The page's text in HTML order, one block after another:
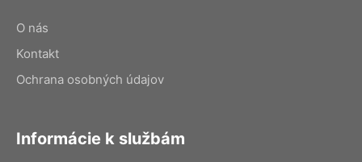
O nás
Kontakt
Ochrana osobných údajov
Informácie k službám